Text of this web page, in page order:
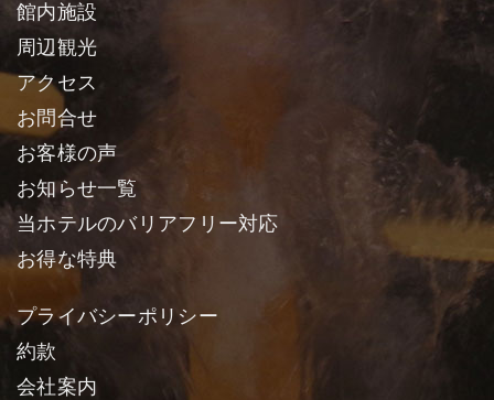
館内施設
周辺観光
アクセス
お問合せ
お客様の声
お知らせ一覧
当ホテルのバリアフリー対応
お得な特典
プライバシーポリシー
約款
会社案内